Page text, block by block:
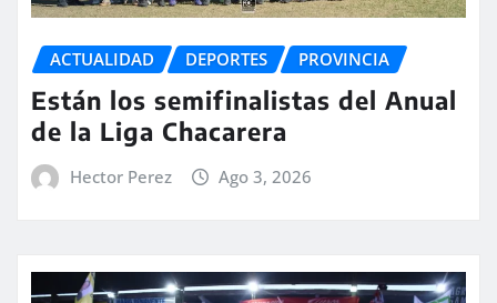
ACTUALIDAD DEPORTES PROVINCIA
Están los semifinalistas del Anual
de la Liga Chacarera
Hector Perez Ago 3, 2026